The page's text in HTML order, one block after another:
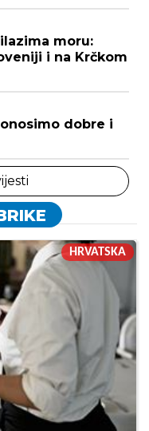
moru:
i na Krčkom
dobre i
HRVATSKA